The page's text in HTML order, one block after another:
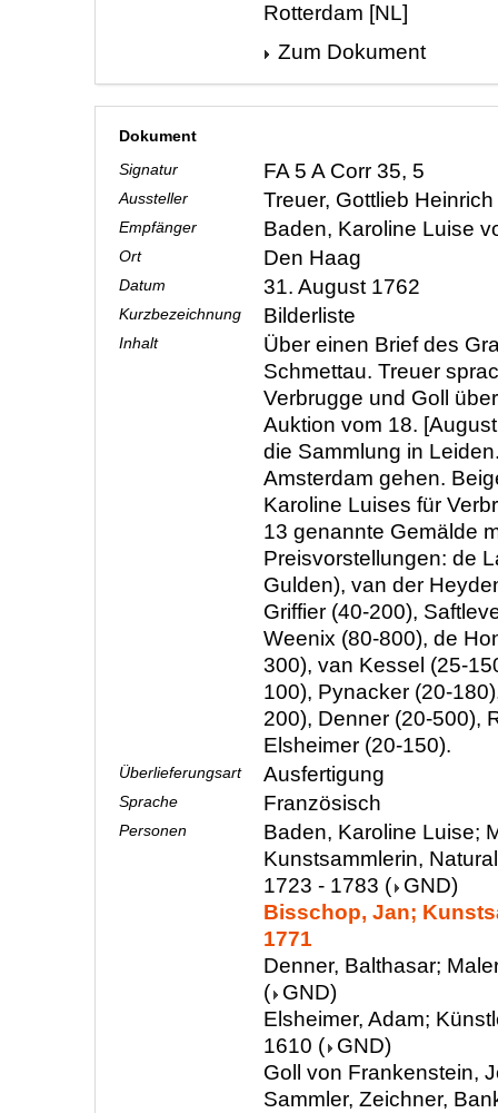
Rotterdam [NL]
Zum Dokument
Dokument
Signatur
FA 5 A Corr 35, 5
Aussteller Treuer, Gottlieb Heinrich
Empfänger Baden, Karoline Luise
Ort Den Haag
Datum 31. August 1762
Kurzbezeichnung Bilderliste
Inhalt
Über einen Brief des
Schmettau. Treuer
Verbrugge und Goll
Auktion vom 18.
die Sammlung in
Amsterdam gehen.
Karoline Luises für
13 genannte Gemälde
Preisvorstellungen: de
Gulden), van der
Griffier (40-200),
Weenix (80-800), de
300), van Kessel (25-
100), Pynacker (20-
200), Denner (20-500),
Elsheimer (20-150).
Überlieferungsart Ausfertigung
Sprache Französisch
Personen
Baden, Karoline Luise;
Kunstsammlerin,
1723 - 1783 ( GND)
Bisschop, Jan;
1771
Denner, Balthasar;
( GND)
Elsheimer, Adam;
1610 ( GND)
Goll von Frankenstein,
Sammler, Zeichner,